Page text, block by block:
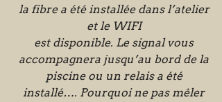
la fibre a été installée dans l’atelier
et le WIFI
est disponible. Le signal vous
accompagnera jusqu’au bord de la
piscine ou un relais a été
installé…. Pourquoi ne pas mêler